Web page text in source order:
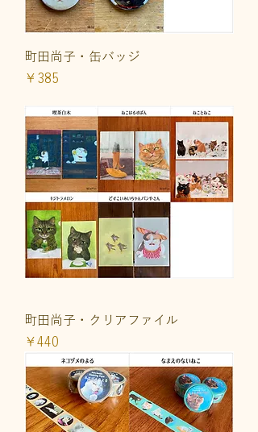
町田尚子・缶バッジ
価格
￥385
町田尚子・クリアファイル
価格
￥440